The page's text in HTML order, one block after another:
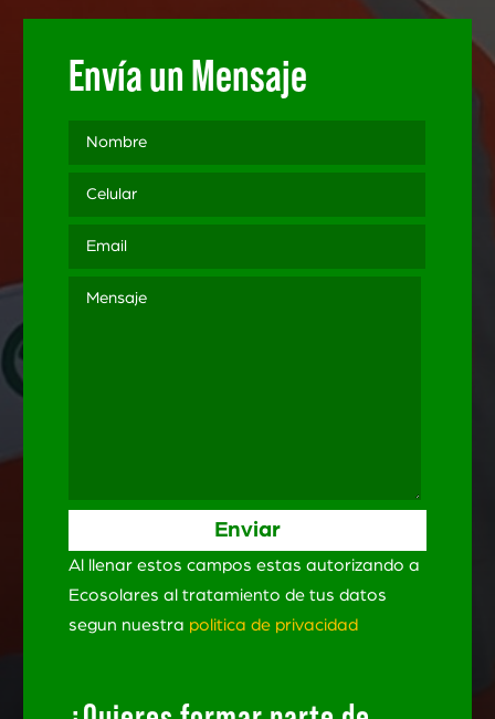
Envía un Mensaje
Al llenar estos campos estas autorizando a
Ecosolares al tratamiento de tus datos
segun nuestra politica de privacidad